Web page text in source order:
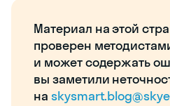
Материал на этой
проверен
и может содержать
вы заметили
на